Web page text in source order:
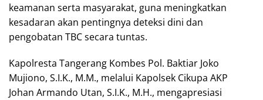
keamanan serta masyarakat, guna meningkatkan
kesadaran akan pentingnya deteksi dini dan
pengobatan TBC secara tuntas.
Kapolresta Tangerang Kombes Pol. Baktiar Joko
Mujiono, S.I.K., M.M., melalui Kapolsek Cikupa AKP
Johan Armando Utan, S.I.K., M.H., mengapresiasi